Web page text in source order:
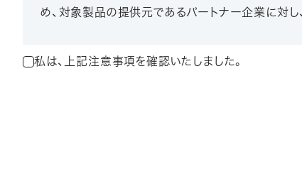
め、対象製品の提供元であるパートナー企業に対し
私は、上記注意事項を確認いたしました。